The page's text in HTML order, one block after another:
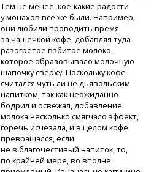
Тем не менее,кое-какие радости
у монахов всё же были. Например,
они любили проводить время
за чашечкой кофе, добавляя туда
разогретое взбитое молоко,
которое образовывало молочную
шапочку сверху. Поскольку кофе
считался чуть ли не дьявольским
напитком, так как неожиданно
бодрил и освежал, добавление
молока несколько смягчало эффект,
горечь исчезала, и в целом кофе
превращался, если
не в благочестивый напиток, то,
по крайней мере, во вполне